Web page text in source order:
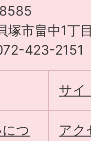
塚市畠中1丁
423-2151
サイ
つ
アク